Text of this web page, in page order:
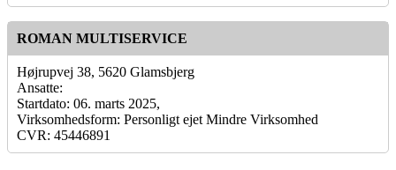
ROMAN MULTISERVICE
Højrupvej 38, 5620 Glamsbjerg
Ansatte:
Startdato: 06. marts 2025,
Virksomhedsform: Personligt ejet Mindre Virksomhed
CVR: 45446891